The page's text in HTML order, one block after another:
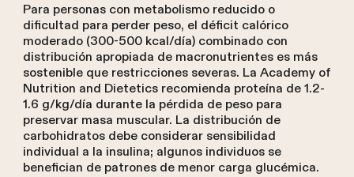
Para personas con metabolismo reducido o
dificultad para perder peso, el déficit calórico
moderado (300-500 kcal/día) combinado con
distribución apropiada de macronutrientes es más
sostenible que restricciones severas. La Academy of
Nutrition and Dietetics recomienda proteína de 1.2-
1.6 g/kg/día durante la pérdida de peso para
preservar masa muscular. La distribución de
carbohidratos debe considerar sensibilidad
individual a la insulina; algunos individuos se
benefician de patrones de menor carga glucémica.